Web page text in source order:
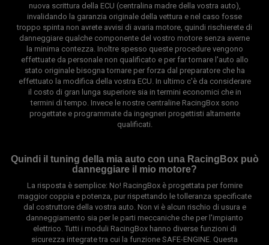
nuova scrittura della ECU (centralina madre della vostra auto),
invalidando la garanzia originale della vettura e nel caso fosse
troppo spinta non avrete avvisi di avaria motore, quindi rischierete di
danneggiare qualche componente del vostro motore senza averne
la minima contezza. Inoltre spesso queste procedure vengono
effettuate da personale non qualificato e per far tornare l'auto allo
stato originale bisogna tornare per forza dal preparatore che ha
effettuato la modifica della vostra ECU. In ultimo c'è da considerare
il costo di gran lunga superiore sia in termini economici che in
termini di tempo. Invece le nostre centraline RacingBox sono
progettate e programmate da ingegneri progettisti altamente
qualificati.
Quindi il tuning della mia auto con una RacingBox può
danneggiare il mio motore?
La risposta è semplice: No! RacingBox è progettata per fornire
maggior coppia e potenza, pur rispettando le tolleranza specificate
dal costruttore della vostra auto. Non vi è alcun rischio di usura e
danneggiamento sia per le parti meccaniche che per l'impianto
elettrico. Tutti i moduli RacingBox hanno diverse funzioni di
sicurezza integrate tra cui la funzione SAFE-ENGINE. Questa